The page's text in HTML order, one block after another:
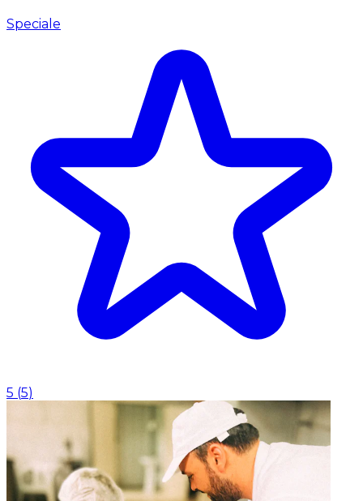
Speciale
5 (5)